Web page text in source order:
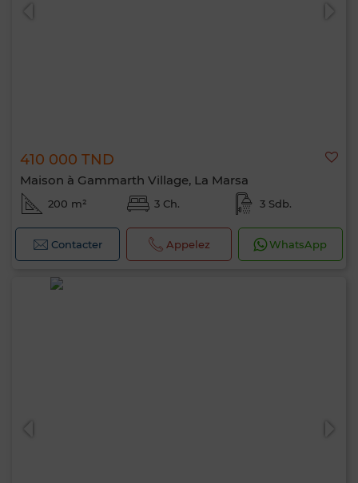
410 000 TND
Maison à Gammarth Village, La Marsa
200 m² 3 Ch. 3 Sdb.
Contacter Appelez WhatsApp